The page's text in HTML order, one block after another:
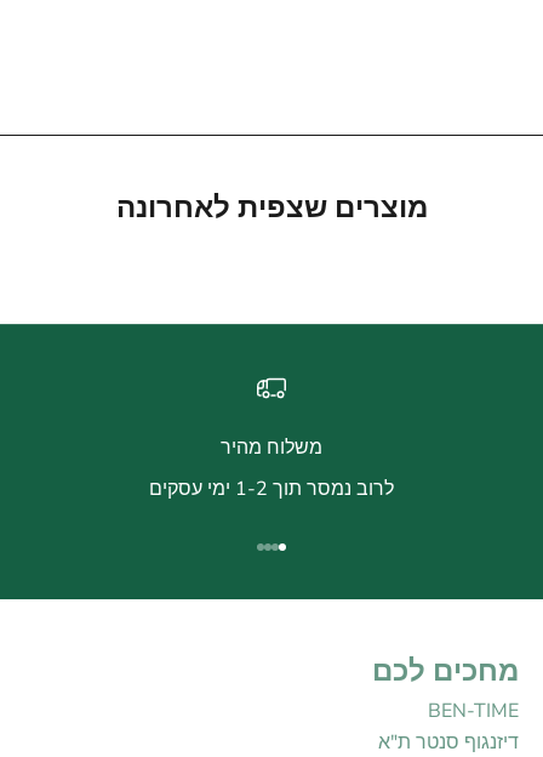
מוצרים שצפית לאחרונה
משלוח מהיר
לרוב נמסר תוך 1-2 ימי עסקים
עבור לפריט 1
עבור לפריט 2
עבור לפריט 3
עבור לפריט 4
מחכים לכם
BEN-TIME
דיזנגוף סנטר ת"א